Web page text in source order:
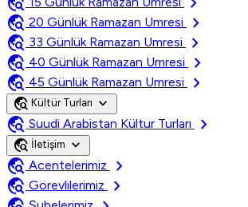
travel_explore 20 Günlük Ramazan Umresi
chevron_right
travel_explore 33 Günlük Ramazan Umresi
chevron_right
travel_explore 40 Günlük Ramazan Umresi
chevron_right
travel_explore 45 Günlük Ramazan Umresi chevron_right
travel_explore Kültür Turları expand_more
travel_explore Suudi Arabistan Kültur Turları chevron_right
travel_explore İletişim expand_more
travel_explore Acentelerimiz
chevron_right
travel_explore Görevlilerimiz
chevron_right